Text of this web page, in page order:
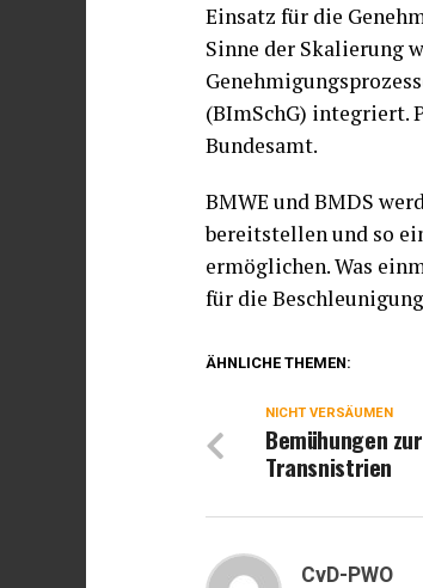
Einsatz für die
Sinne der Skalierung
(BImSchG) integriert.
Bundesamt.
BMWE und BMDS
bereitstellen und so
ermöglichen. Was
für die
ÄHNLICHE THEMEN:
NICHT VERSÄUMEN
Bemühungen
Transnistrien
CvD-PWO